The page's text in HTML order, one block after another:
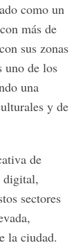
como un
más de
sus zonas
uno de los
una
y de
de
digital,
sectores
la ciudad.